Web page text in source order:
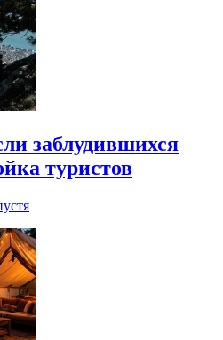
заблудившихся
туристов